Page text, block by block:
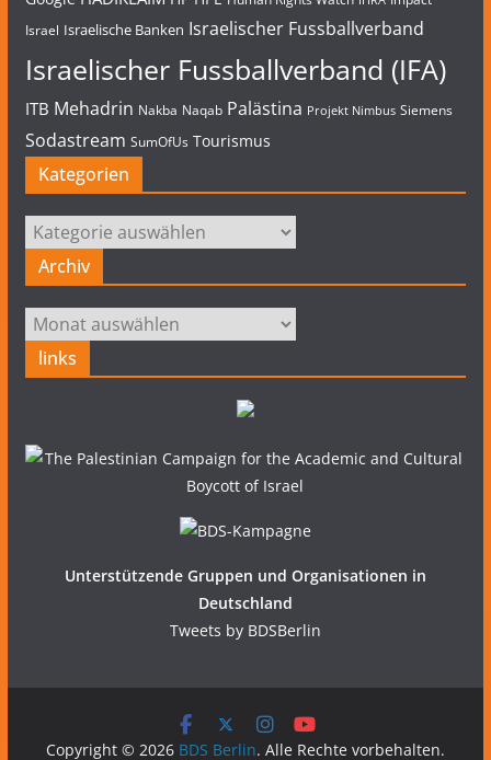
Israel Israelische Banken Israelischer Fussballverband
Israelischer Fussballverband (IFA)
ITB Mehadrin Nakba Naqab Palästina Projekt Nimbus Siemens
Sodastream SumOfUs Tourismus
Kategorien
Kategorien
Archiv
Archiv
links
Unterstützende Gruppen und Organisationen in
Deutschland
Tweets by BDSBerlin
Copyright © 2026 BDS Berlin. Alle Rechte vorbehalten.